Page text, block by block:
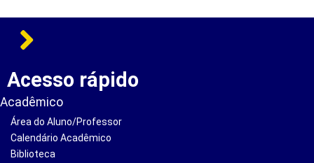
Acesso rápido
Acadêmico
Área do Aluno/Professor
Calendário Acadêmico
Biblioteca